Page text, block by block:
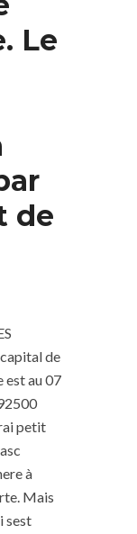
Le
de
de
est au 07
petit
à
Mais
sest